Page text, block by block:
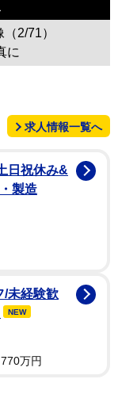
2/71）
に
求人情報一覧へ
日祝休み&
製造
/未経験歓
NEW
万円